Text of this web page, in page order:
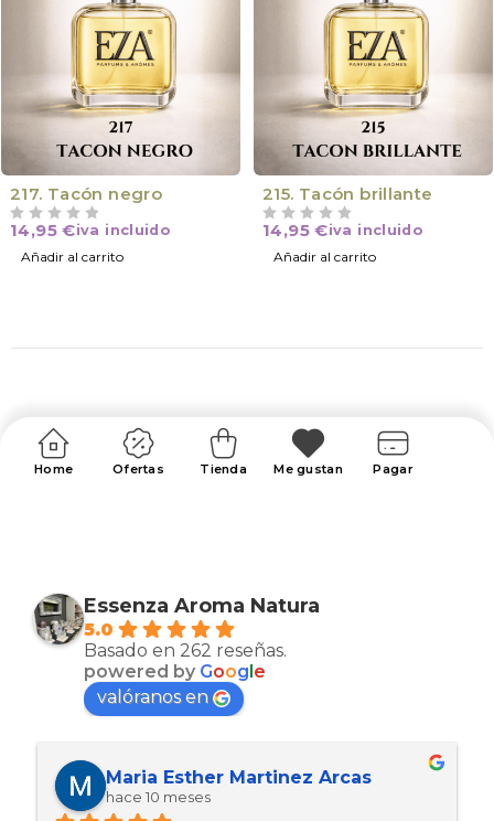
217. Tacón negro
14,95€iva incluido
Añadir al carrito
215. Tacón brillante
14,95€iva incluido
Añadir al carrito
Home Ofertas Tienda Me gustan Pagar
Essenza Aroma Natura
5.0
Basado en 262 reseñas.
powered by Goog e
valóranos en
Maria Esther Martinez Arcas
hace 10 meses